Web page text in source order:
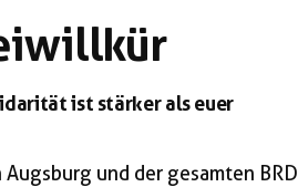
ist stärker als euer
und der gesamten BRD